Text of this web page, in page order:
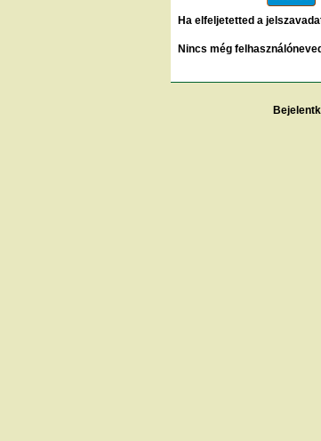
Ha elfeljetetted a
Nincs még